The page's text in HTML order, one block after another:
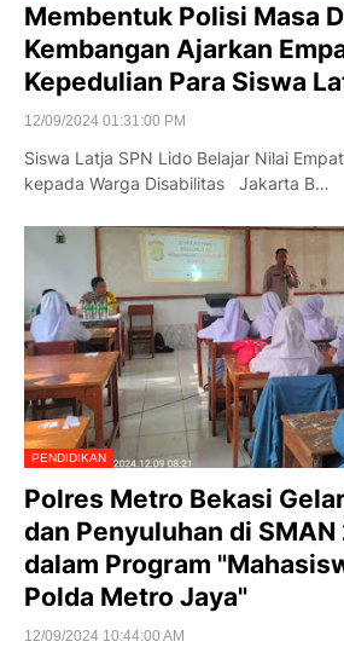
Membentuk Polisi Masa
Kembangan Ajarkan
Kepedulian Para Siswa
12/09/2024 01:31:00 PM
Siswa Latja SPN Lido Belajar Nilai
kepada Warga Disabilitas Jakarta B…
PENDIDIKAN
Polres Metro Bekasi
dan Penyuluhan di
dalam Program
Polda Metro Jaya"
12/09/2024 10:44:00 AM